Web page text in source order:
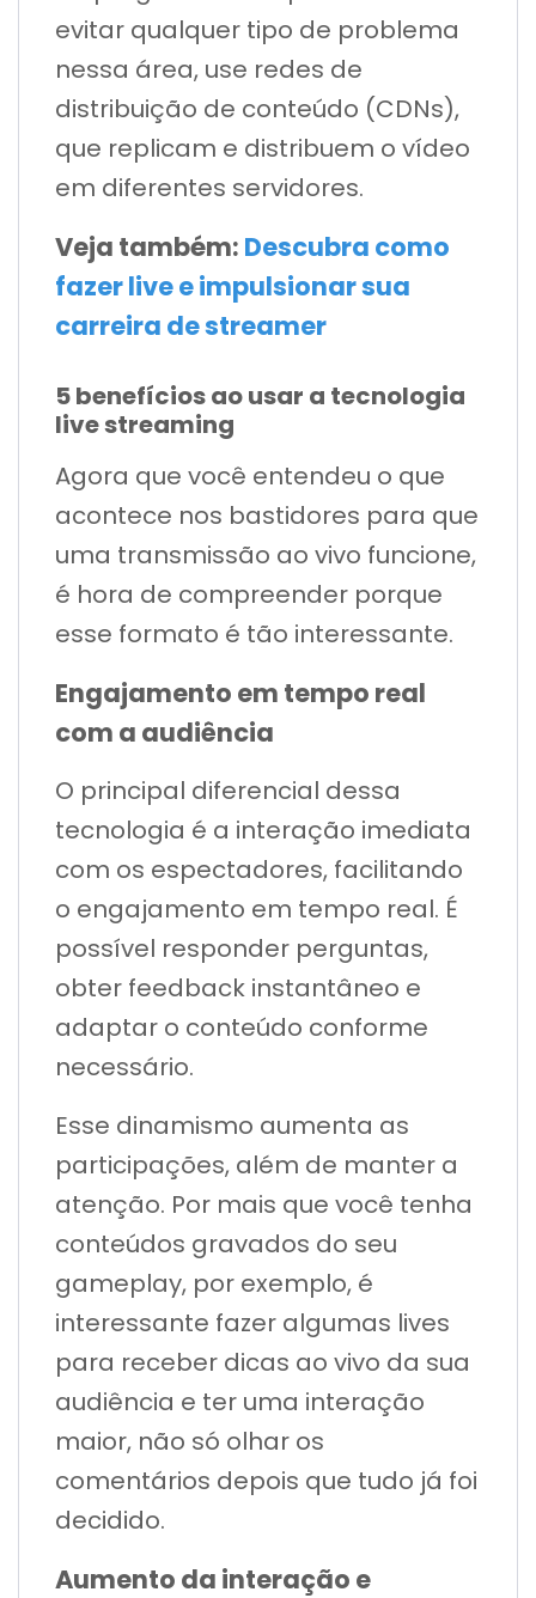
evitar qualquer tipo de problema
nessa área, use redes de
distribuição de conteúdo (CDNs),
que replicam e distribuem o vídeo
em diferentes servidores.
Veja também: Descubra como
fazer live e impulsionar sua
carreira de streamer
5 benefícios ao usar a tecnologia
live streaming
Agora que você entendeu o que
acontece nos bastidores para que
uma transmissão ao vivo funcione,
é hora de compreender porque
esse formato é tão interessante.
Engajamento em tempo real
com a audiência
O principal diferencial dessa
tecnologia é a interação imediata
com os espectadores, facilitando
o engajamento em tempo real. É
possível responder perguntas,
obter feedback instantâneo e
adaptar o conteúdo conforme
necessário.
Esse dinamismo aumenta as
participações, além de manter a
atenção. Por mais que você tenha
conteúdos gravados do seu
gameplay, por exemplo, é
interessante fazer algumas lives
para receber dicas ao vivo da sua
audiência e ter uma interação
maior, não só olhar os
comentários depois que tudo já foi
decidido.
Aumento da interação e